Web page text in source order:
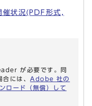
状況(PDF形式,
が必要です。同
には、 Adobe 社の
ード（無償）して